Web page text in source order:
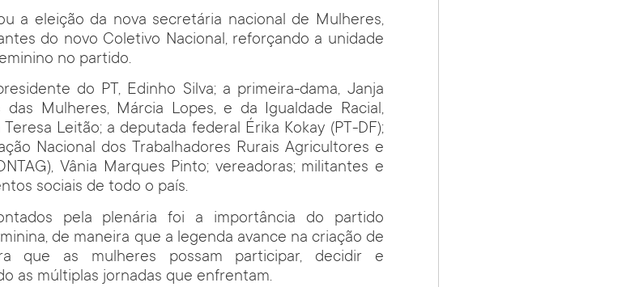
a eleição da nova secretária nacional de Mulheres,
do novo Coletivo Nacional, reforçando a unidade
no partido.
do PT, Edinho Silva; a primeira-dama, Janja
das Mulheres, Márcia Lopes, e da Igualdade Racial,
Leitão; a deputada federal Érika Kokay (PT-DF);
Nacional dos Trabalhadores Rurais Agricultores e
Vânia Marques Pinto; vereadoras; militantes e
sociais de todo o país.
pela plenária foi a importância do partido
de maneira que a legenda avance na criação de
que as mulheres possam participar, decidir e
as múltiplas jornadas que enfrentam.